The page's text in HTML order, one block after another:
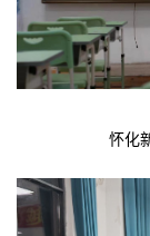
怀化